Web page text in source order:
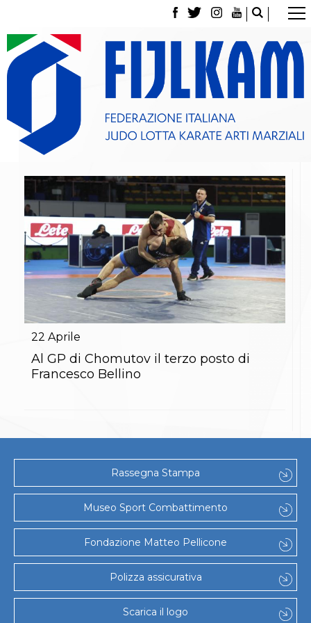
La Federazione
Tesseramento
Contatti
Norme e modulistica Affiliazioni e Tesseramenti
Classifica Società Sportive con più di 100 atleti
tesserati
Gare e Risultati
Archivio eventi
Dove siamo
Media
Partners
Trasparenza
Judo
La disciplina
News
Attività Didattica
Gare e Risultati
Albi Federali
Lotta
La disciplina
Karate
News
Gare e Risultati
Attività Didattica
Albi Federali
Arti marziali
Aikido
Ju Jitsu
Sumo
Capoeira
Grappling
BJJ
Pancrazio/Pankration
22 Aprile
Al GP di Chomutov il terzo posto di
Francesco Bellino
Rassegna Stampa
Museo Sport Combattimento
Fondazione Matteo Pellicone
Polizza assicurativa
Scarica il logo